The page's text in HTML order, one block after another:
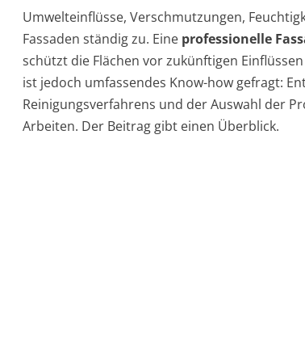
Umwelteinflüsse, Verschmutzungen,
Fassaden ständig zu. Eine professionelle
schützt die Flächen vor zukünftigen
ist jedoch umfassendes Know-how gefragt:
Reinigungsverfahrens und der Auswahl der
Arbeiten. Der Beitrag gibt einen Überblick.